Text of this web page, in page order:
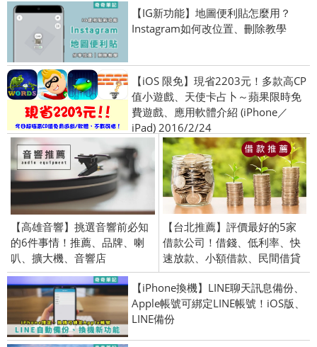
【IG新功能】地圖便利貼怎麼用？
Instagram如何改位置、刪除教學
【iOS 限免】現省2203元！多款高CP
值小遊戲、天使卡占卜～蘋果限時免
費遊戲、應用軟體介紹 (iPhone／
iPad) 2016/2/24
【高雄音響】挑選音響前必知
的6件事情！推薦、品牌、喇
叭、擴大機、音響店
【台北推薦】評價最好的5家
借款公司！借錢、低利率、快
速放款、小額借款、民間借貸
【iPhone換機】LINE聊天訊息備份、
Apple帳號可綁定LINE帳號！iOS版、
LINE備份